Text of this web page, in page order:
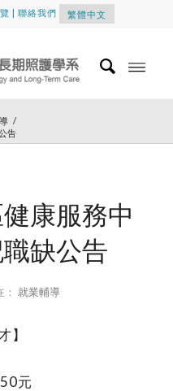
|聯絡我們 繁體中文
/
告
康服務中
缺公告
： 就業輔導
】
元